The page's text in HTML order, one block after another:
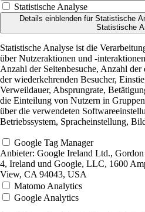
Statistische Analyse
Details einblenden für Statistische
Statistische
Statistische Analyse ist die
über Nutzeraktionen und -
Anzahl der Seitenbesuche, Anzahl
der wiederkehrenden Besucher,
Verweildauer, Absprungrate,
die Einteilung von Nutzern in
über die verwendeten
Betriebssystem, Spracheinstellung,
Google Tag Manager
Anbieter: Google Ireland Ltd.,
4, Ireland und Google, LLC, 1600
View, CA 94043, USA
Matomo Analytics
Google Analytics